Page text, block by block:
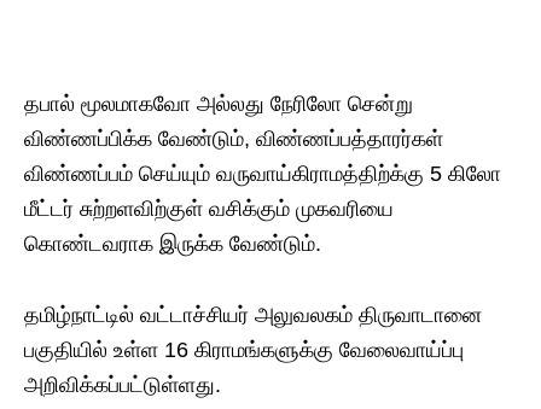
தபால் மூலமாகவோ அல்லது நேரிலோ சென்று
விண்ணப்பிக்க வேண்டும், விண்ணப்பத்தாரர்கள்
விண்ணப்பம் செய்யும் வருவாய்கிராமத்திற்க்கு 5 கிலோ
மீட்டர் சுற்றளவிற்குள் வசிக்கும் முகவரியை
கொண்டவராக​ இருக்க​ வேண்டும்.
தமிழ்நாட்டில் வட்டாச்சியர் அலுவலகம் திருவாடானை
பகுதியில் உள்ள​ 16 கிராமங்களுக்கு வேலைவாய்ப்பு
அறிவிக்கப்பட்டுள்ளது.